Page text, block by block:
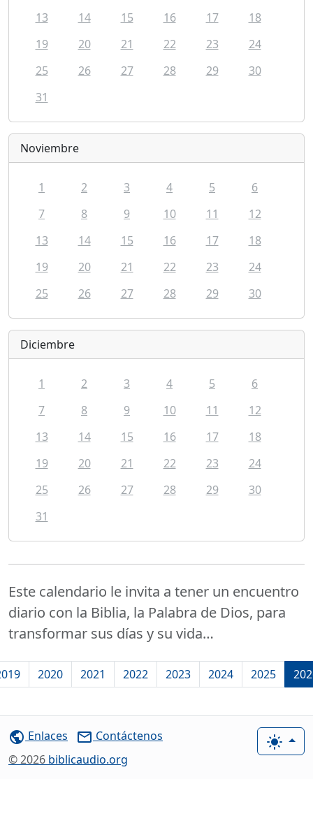
13
14 15 16 17
18
19
20 21 22 23
24
25
26 27 28 29
30
31
Noviembre
1 2 3 4 5
6
7
8 9 10 11
12
13
14 15 16 17
18
19
20 21 22 23
24
25
26 27 28 29 30
Diciembre
1 2 3 4 5
6
7
8 9 10 11
12
13
14 15 16 17
18
19
20 21 22 23
24
25
26 27 28 29
30
31
Este calendario le invita a tener un encuentro
diario con la Biblia, la Palabra de Dios, para
transformar sus días y su vida…
2020 2021 2022 2023 2024 2025
light_mode
public Enlaces mail_outline Contáctenos
© 2026 biblicaudio.org